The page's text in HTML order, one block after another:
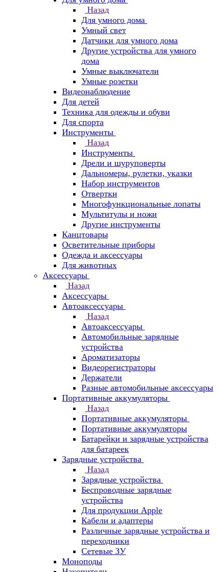
Назад
Для умного дома
Умный свет
Датчики для умного дома
Другие устройства для умного
дома
Умные выключатели
Умные розетки
Видеонаблюдение
Для детей
Техника для одежды и обуви
Для спорта
Инструменты
Назад
Инструменты
Дрели и шуруповерты
Дальномеры, рулетки, указки
Набор инструментов
Отвертки
Многофункциональные лопаты
Мультитулы и ножи
Другие инструменты
Канцтовары
Осветительные приборы
Одежда и аксессуары
Для животных
Аксессуары
Назад
Аксессуары
Автоаксессуары
Назад
Автоаксессуары
Автомобильные зарядные
устройства
Ароматизаторы
Видеорегистраторы
Держатели
Разные автомобильные аксессуары
Портативные аккумуляторы
Назад
Портативные аккумуляторы
Портативные аккумуляторы
Батарейки и зарядные устройства
для батареек
Зарядные устройства
Назад
Зарядные устройства
Беспроводные зарядные
устройства
Для продукции Apple
Кабели и адаптеры
Различные зарядные устройства и
переходники
Сетевые ЗУ
Моноподы